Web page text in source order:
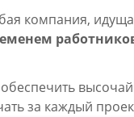
компания,
за каждый